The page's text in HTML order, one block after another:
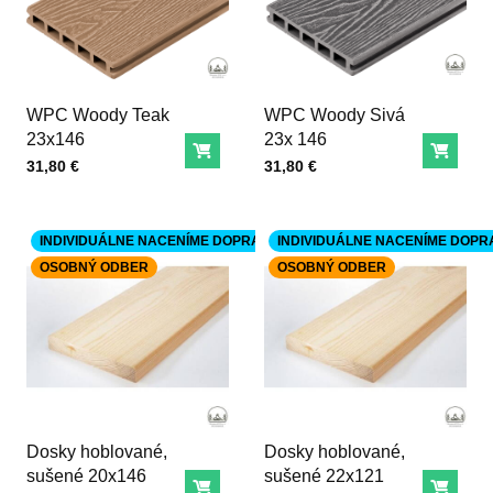
WPC Woody Teak
23x146
Cena s DPH
31,80 € Do košíka
WPC Woody Sivá
23x 146
Cena s DPH
31,80 € Do
Dosky hoblované,
sušené 20x146
INDIVIDUÁLNE NACENÍME DOPRAVU
OSOBNÝ ODBER
Dosky hoblované,
sušené 22x121
INDIVIDUÁLNE NACENÍME
OSOBNÝ ODBER